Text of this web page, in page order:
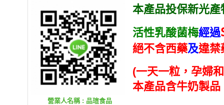
營業人名稱 : 品瑄食品
本產品投保新光產
活性乳酸菌梅經過
絕不含西藥及違禁
(一天一粒，孕婦
本產品含牛奶製